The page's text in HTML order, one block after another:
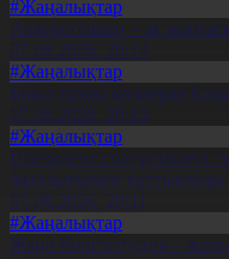
#Жаңалықтар
Ақкерегешың – ақ
07.08.2026, 20:14
#Жаңалықтар
Биыл тұзды көлдерде 6
07.08.2026, 20:13
#Жаңалықтар
Президент
жылдығымен құттықтады
07.08.2026, 20:11
#Жаңалықтар
Жаңа Конституция –